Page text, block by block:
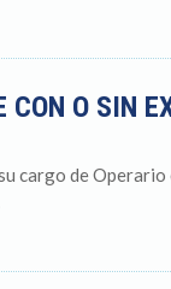
CON O SIN
cargo de